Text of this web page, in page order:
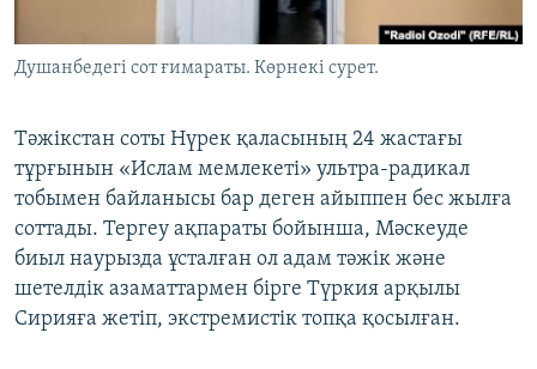
Душанбедегі сот ғимараты. Көрнекі сурет.
Тәжікстан соты Нүрек қаласының 24 жастағы
тұрғынын «Ислам мемлекеті» ультра-радикал
тобымен байланысы бар деген айыппен бес жылға
соттады. Тергеу ақпараты бойынша, Мәскеуде
биыл наурызда ұсталған ол адам тәжік және
шетелдік азаматтармен бірге Түркия арқылы
Сирияға жетіп, экстремистік топқа қосылған.